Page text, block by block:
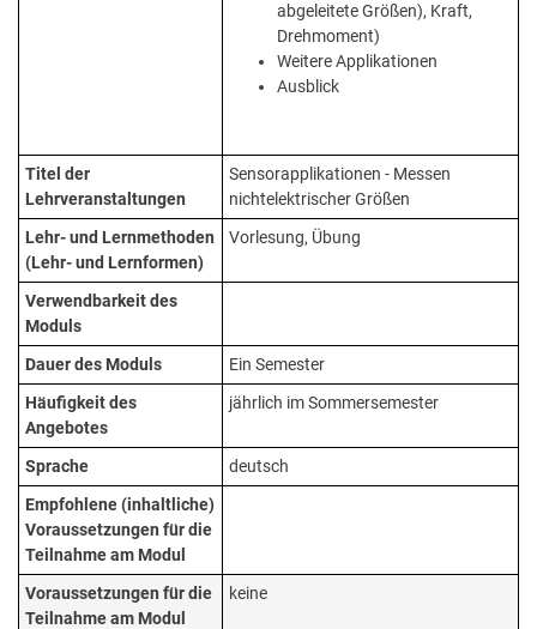
abgeleitete Größen), Kraft,
Drehmoment)
Weitere Applikationen
Ausblick
Titel der
Lehrveranstaltungen
Sensorapplikationen - Messen
nichtelektrischer Größen
Lehr- und Lernmethoden
(Lehr- und Lernformen)
Vorlesung, Übung
Verwendbarkeit des
Moduls
Dauer des Moduls
Ein Semester
Häufigkeit des
Angebotes
jährlich im Sommersemester
Sprache
deutsch
Empfohlene (inhaltliche)
Voraussetzungen für die
Teilnahme am Modul
Voraussetzungen für die
Teilnahme am Modul
keine